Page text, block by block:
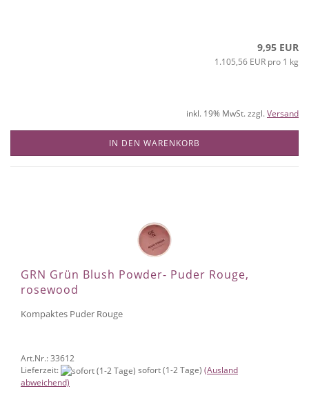
9,95 EUR
1.105,56 EUR pro 1 kg
inkl. 19% MwSt. zzgl.Versand
IN DEN WARENKORB
GRN Grün Blush Powder- Puder Rouge,
rosewood
Kompaktes Puder Rouge
Art.Nr.: 33612
Lieferzeit:
sofort (1-2 Tage) (Ausland
abweichend)